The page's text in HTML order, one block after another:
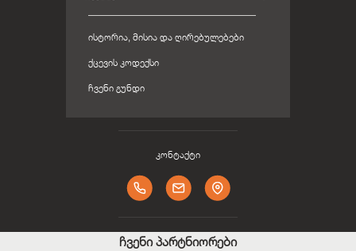
ᲘᲡᲢᲝᲠᲘᲐ, ᲛᲘᲡᲘᲐ ᲓᲐ ᲦᲘᲠᲔᲑᲣᲚᲔᲑᲔᲑᲘ
ᲥᲪᲔᲕᲘᲡ ᲙᲝᲓᲔᲥᲡᲘ
ᲩᲕᲔᲜᲘ ᲒᲣᲜᲓᲘ
კონტაქტი
ჩვენი პარტნიორები